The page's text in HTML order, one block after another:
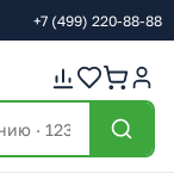
+7 (499) 220-88-88